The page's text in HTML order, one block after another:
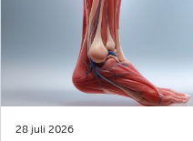
28 juli 2026